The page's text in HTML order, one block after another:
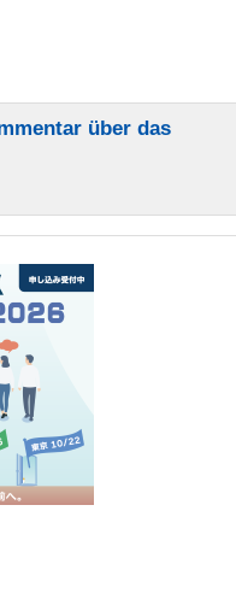
über das